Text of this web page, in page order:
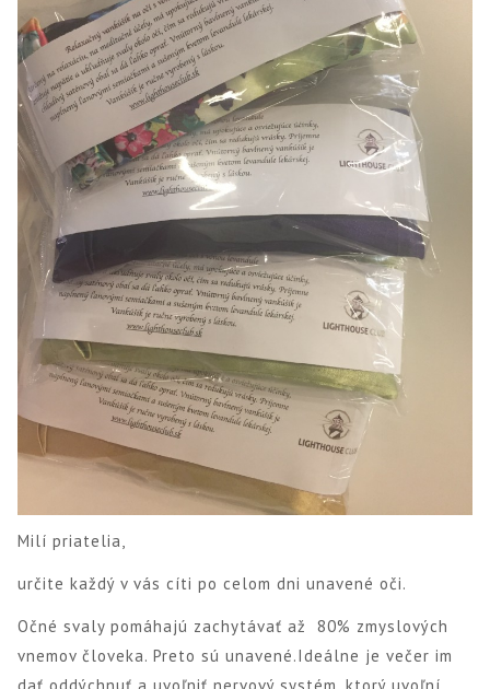
Milí priatelia,
určite každý v vás cíti po celom dni unavené oči.
Očné svaly pomáhajú zachytávať až 80% zmyslových
vnemov človeka. Preto sú unavené.Ideálne je večer im